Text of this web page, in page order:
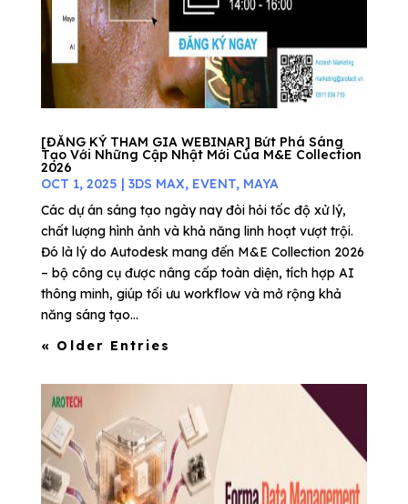
[ĐĂNG KÝ THAM GIA WEBINAR] Bứt Phá Sáng
Tạo Với Những Cập Nhật Mới Của M&E Collection
2026
OCT 1, 2025 | 3DS MAX, EVENT, MAYA
Các dự án sáng tạo ngày nay đòi hỏi tốc độ xử lý,
chất lượng hình ảnh và khả năng linh hoạt vượt trội.
Đó là lý do Autodesk mang đến M&E Collection 2026
– bộ công cụ được nâng cấp toàn diện, tích hợp AI
thông minh, giúp tối ưu workflow và mở rộng khả
năng sáng tạo...
« Older Entries